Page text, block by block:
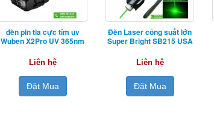
đèn pin tia cực tím uv
Wuben X2Pro UV 365nm
Liên hệ
Đặt Mua
Đèn Laser công suất lớn
Super Bright SB215 USA
Liên hệ
Đặt Mua